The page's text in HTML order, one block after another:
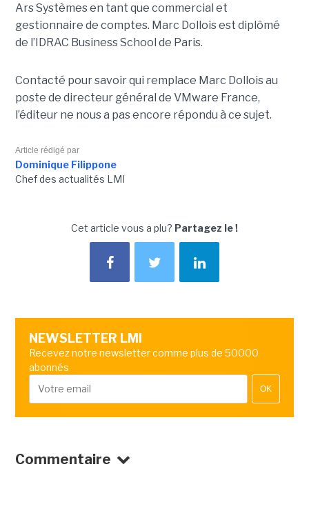
Ars Systèmes en tant que commercial et
gestionnaire de comptes. Marc Dollois est diplômé
de l’IDRAC Business School de Paris.
Contacté pour savoir qui remplace Marc Dollois au
poste de directeur général de VMware France,
l’éditeur ne nous a pas encore répondu à ce sujet.
Article rédigé par
Dominique Filippone
Chef des actualités LMI
Cet article vous a plu? Partagez le !
NEWSLETTER LMI
Recevez notre newsletter comme plus de 50000
abonnés
OK
Commentaire